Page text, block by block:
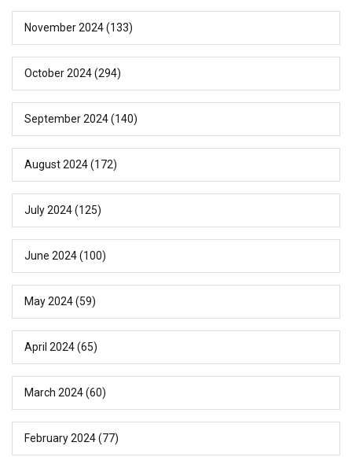
November 2024(133)
October 2024(294)
September 2024(140)
August 2024(172)
July 2024(125)
June 2024(100)
May 2024(59)
April 2024(65)
March 2024(60)
February 2024(77)